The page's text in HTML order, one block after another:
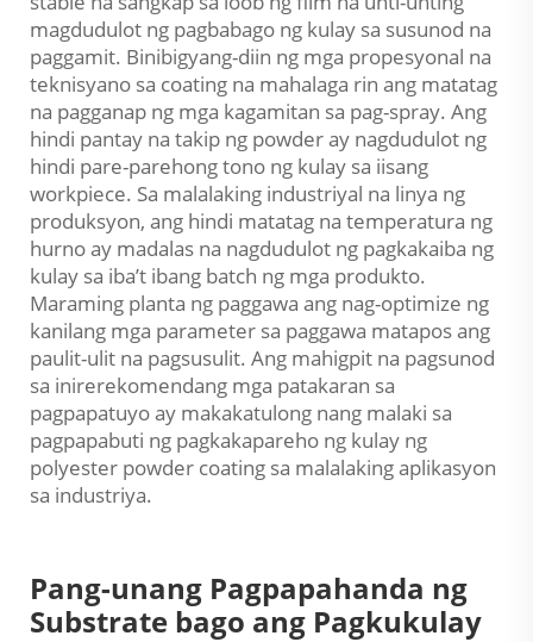
magdudulot ng pagbabago ng kulay sa susunod na
paggamit. Binibigyang-diin ng mga propesyonal na
teknisyano sa coating na mahalaga rin ang matatag
na pagganap ng mga kagamitan sa pag-spray. Ang
hindi pantay na takip ng powder ay nagdudulot ng
hindi pare-parehong tono ng kulay sa iisang
workpiece. Sa malalaking industriyal na linya ng
produksyon, ang hindi matatag na temperatura ng
hurno ay madalas na nagdudulot ng pagkakaiba ng
kulay sa iba’t ibang batch ng mga produkto.
Maraming planta ng paggawa ang nag-optimize ng
kanilang mga parameter sa paggawa matapos ang
paulit-ulit na pagsusulit. Ang mahigpit na pagsunod
sa inirerekomendang mga patakaran sa
pagpapatuyo ay makakatulong nang malaki sa
pagpapabuti ng pagkakapareho ng kulay ng
polyester powder coating sa malalaking aplikasyon
sa industriya.
Pang-unang Pagpapahanda ng
Substrate bago ang Pagkukulay